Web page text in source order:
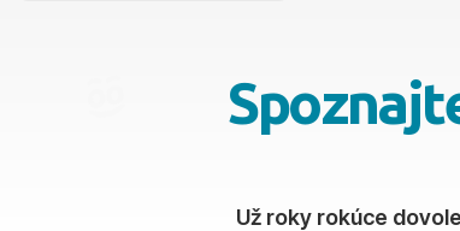
Už roky rokúce